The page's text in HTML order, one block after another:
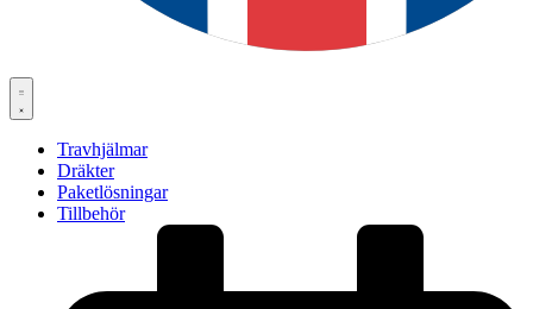
Travhjälmar
Dräkter
Paketlösningar
Tillbehör